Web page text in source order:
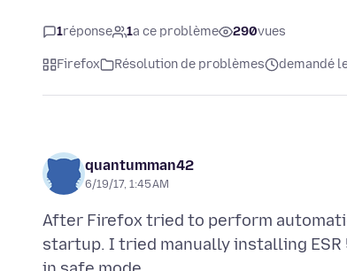
1réponse 1a ce problème 290vues
Firefox Résolution de problèmes demandé
quantumman42
6/19/17, 1:45 AM
After Firefox tried to perform
startup. I tried manually installing